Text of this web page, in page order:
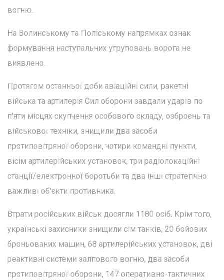
вогню.
На Волинському та Поліському напрямках ознак
формування наступальних угруповань ворога не
виявлено.
Протягом останньої доби авіаційні сили, ракетні
війська та артилерія Сил оборони завдали ударів по
п'яти місцях скупчення особового складу, озброєнь та
військової техніки, знищили два засоби
протиповітряної оборони, чотири командні пункти,
вісім артилерійських установок, три радіолокаційні
станції/електронної боротьби та два інші стратегічно
важливі об'єкти противника.
Втрати російських військ досягли 1180 осіб. Крім того,
українські захисники знищили сім танків, 20 бойових
броньованих машин, 68 артилерійських установок, дві
реактивні системи залпового вогню, два засоби
протиповітряної оборони, 147 оперативно-тактичних